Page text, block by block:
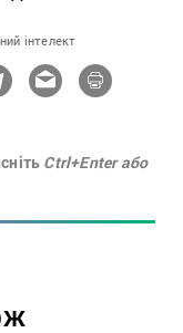
інтелект
Ctrl+Enter або